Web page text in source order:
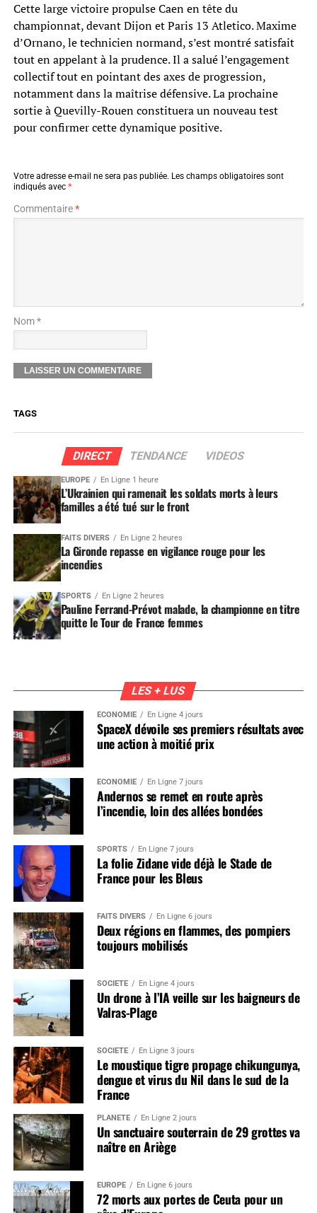
Cette large victoire propulse Caen en tête du
championnat, devant Dijon et Paris 13 Atletico. Maxime
d’Ornano, le technicien normand, s’est montré satisfait
tout en appelant à la prudence. Il a salué l’engagement
collectif tout en pointant des axes de progression,
notamment dans la maîtrise défensive. La prochaine
sortie à Quevilly-Rouen constituera un nouveau test
pour confirmer cette dynamique positive.
Votre adresse e-mail ne sera pas publiée. Les champs obligatoires sont
indiqués avec *
Commentaire*
Nom *
TAGS
DIRECT TENDANCE VIDEOS
EUROPE En Ligne 1 heure
L’Ukrainien qui ramenait les soldats morts à leurs
familles a été tué sur le front
FAITS DIVERS En Ligne 2 heures
La Gironde repasse en vigilance rouge pour les
incendies
SPORTS En Ligne 2 heures
Pauline Ferrand-Prévot malade, la championne en titre
quitte le Tour de France femmes
LES + LUS
ÉCONOMIE En Ligne 4 jours
SpaceX dévoile ses premiers résultats avec
une action à moitié prix
ÉCONOMIE En Ligne 7 jours
Andernos se remet en route après
l’incendie, loin des allées bondées
SPORTS En Ligne 7 jours
La folie Zidane vide déjà le Stade de
France pour les Bleus
FAITS DIVERS En Ligne 6 jours
Deux régions en flammes, des pompiers
toujours mobilisés
SOCIÉTÉ En Ligne 4 jours
Un drone à l’IA veille sur les baigneurs de
Valras-Plage
SOCIÉTÉ En Ligne 3 jours
Le moustique tigre propage chikungunya,
dengue et virus du Nil dans le sud de la
France
PLANÈTE En Ligne 2 jours
Un sanctuaire souterrain de 29 grottes va
naître en Ariège
EUROPE En Ligne 6 jours
72 morts aux portes de Ceuta pour un